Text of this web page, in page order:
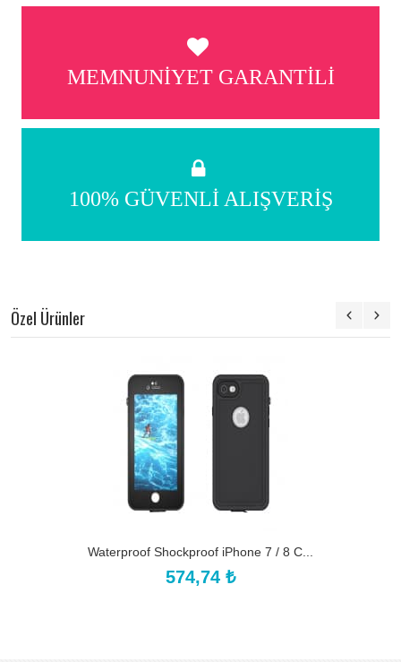
MEMNUNIYET GARANTILI
100% GÜVENLI ALIŞVERIŞ
Özel Ürünler
Waterproof Shockproof iPhone 7 / 8 C...
574,74 ₺